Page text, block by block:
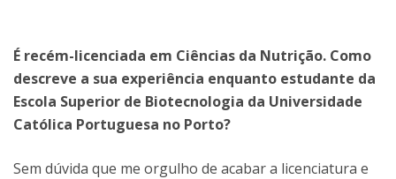
É recém-licenciada em Ciências da Nutrição. Como
descreve a sua experiência enquanto estudante da
Escola Superior de Biotecnologia da Universidade
Católica Portuguesa no Porto?
Sem dúvida que me orgulho de acabar a licenciatura e